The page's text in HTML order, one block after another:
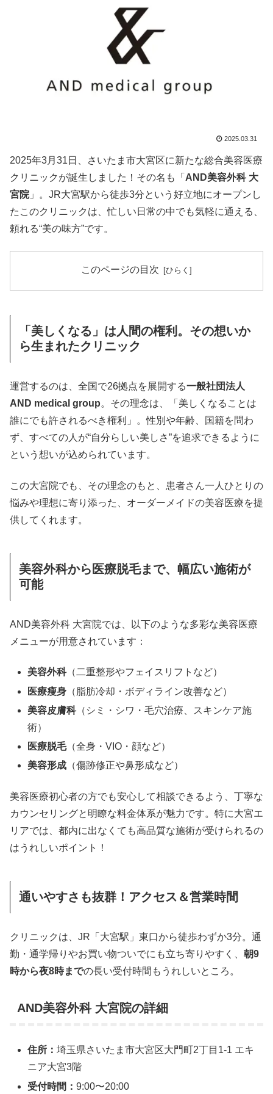
2025.03.31
2025年3月31日、さいたま市大宮区に新たな総合美容医療
クリニックが誕生しました！その名も「 AND美容外科 大
宮院」。JR大宮駅から徒歩3分という好立地にオープンし
たこのクリニックは、忙しい日常の中でも気軽に通える、
頼れる“美の味方”です。
このページの目次
「美しくなる」は人間の権利。その想いか
ら生まれたクリニック
運営するのは、全国で26拠点を展開する一般社団法人
AND medical group。その理念は、「美しくなることは
誰にでも許されるべき権利」。性別や年齢、国籍を問わ
ず、すべての人が“自分らしい美しさ”を追求できるように
という想いが込められています。
この大宮院でも、その理念のもと、患者さん一人ひとりの
悩みや理想に寄り添った、オーダーメイドの美容医療を提
供してくれます。
美容外科から医療脱毛まで、幅広い施術が
可能
AND美容外科 大宮院では、以下のような多彩な美容医療
メニューが用意されています：
美容外科（二重整形やフェイスリフトなど）
医療瘦身 （脂肪冷却・ボディライン改善など）
美容皮膚科（シミ・シワ・毛穴治療、スキンケア施
術）
医療脱毛（全身・VIO・顔など）
美容形成 （傷跡修正や鼻形成など）
美容医療初心者の方でも安心して相談できるよう、丁寧な
カウンセリングと明瞭な料金体系が魅力です。特に大宮エ
リアでは、都内に出なくても高品質な施術が受けられるの
はうれしいポイント！
通いやすさも抜群！アクセス＆営業時間
クリニックは、JR「大宮駅」東口から徒歩わずか3分。通
勤・通学帰りやお買い物ついでにも立ち寄りやすく、 朝9
時から夜8時までの長い受付時間もうれしいところ。
AND美容外科 大宮院の詳細
住所：埼玉県さいたま市大宮区大門町2丁目1-1 エキ
ニア大宮3階
受付時間：9:00〜20:00